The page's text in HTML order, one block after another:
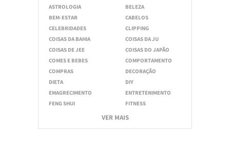
ASTROLOGIA
BELEZA
BEM-ESTAR
CABELOS
CELEBRIDADES
CLIPPING
COISAS DA BAHIA
COISAS DA JU
COISAS DE JEE
COISAS DO JAPÃO
COMES E BEBES
COMPORTAMENTO
COMPRAS
DECORAÇÃO
DIETA
DIY
EMAGRECIMENTO
ENTRETENIMENTO
FENG SHUI
FITNESS
VER MAIS